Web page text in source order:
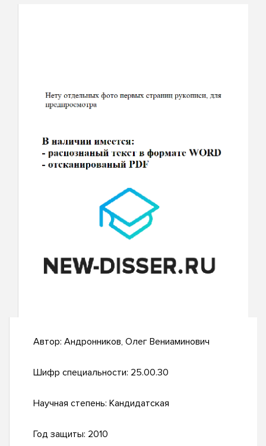
Автор: Андронников, Олег Вениаминович
Шифр специальности: 25.00.30
Научная степень: Кандидатская
Год защиты: 2010